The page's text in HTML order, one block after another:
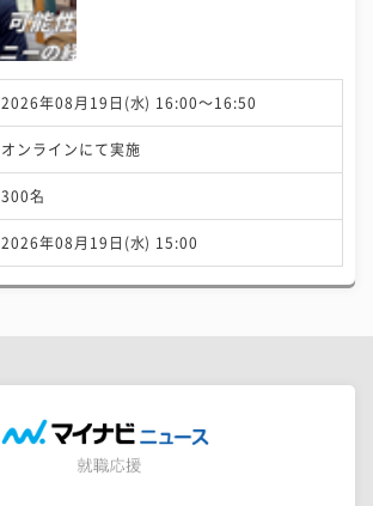
2026年08月19日(水) 16:00〜16:50
オンラインにて実施
300名
2026年08月19日(水) 15:00